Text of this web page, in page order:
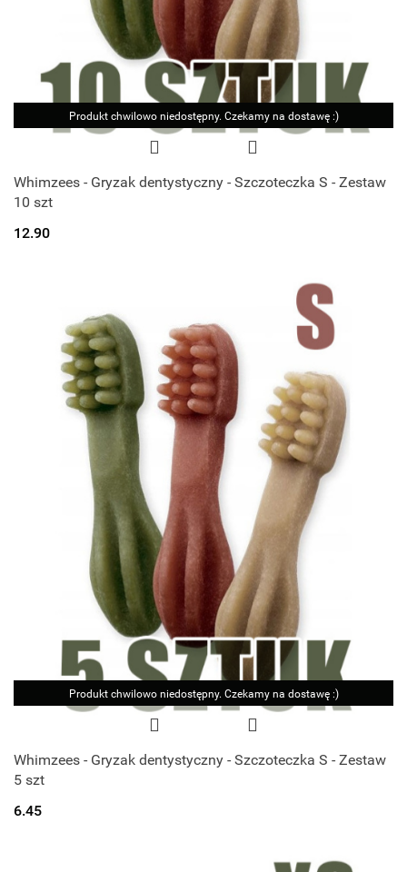
Produkt chwilowo niedostępny. Czekamy na dostawę :)
Whimzees - Gryzak dentystyczny - Szczoteczka S - Zestaw
10 szt
12.90
Produkt chwilowo niedostępny. Czekamy na dostawę :)
Whimzees - Gryzak dentystyczny - Szczoteczka S - Zestaw
5 szt
6.45